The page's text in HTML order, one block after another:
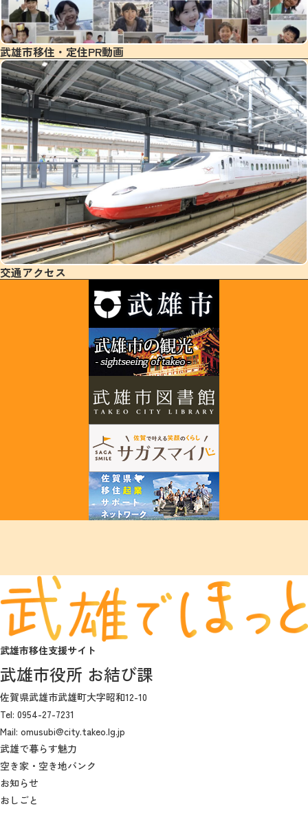
武雄市移住・定住PR動画
交通アクセス
武雄市移住支援サイト
武雄市役所 お結び課
佐賀県武雄市武雄町大字昭和12-10
Tel: 0954-27-7231
Mail: omusubi@city.takeo.lg.jp
武雄で暮らす魅力
空き家・空き地バンク
お知らせ
おしごと